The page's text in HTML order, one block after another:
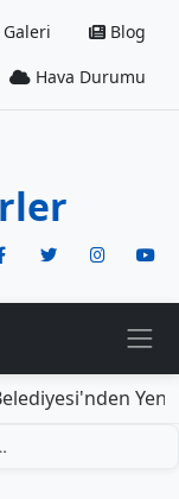
Galeri
Blog
Hava Durumu
Yeni
hayrete düşürdü